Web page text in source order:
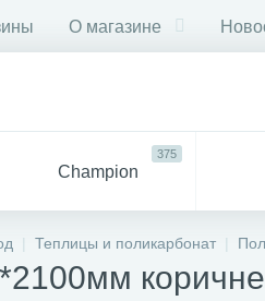
О магазине
Champion
375
Инструмент
Теплицы и поликарбонат